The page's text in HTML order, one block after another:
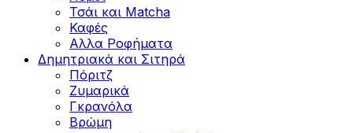
Τσάι και Matcha
Καφές
Αλλα Ροφήματα
Δημητριακά και Σιτηρά
Πόριτζ
Ζυμαρικά
Γκρανόλα
Βρώμη